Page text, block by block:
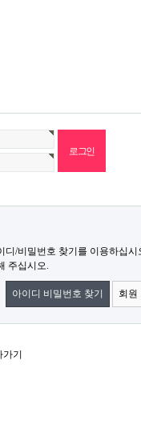
디/비밀번호 찾기를 이용하십시
주십시오.
아이디 비밀번호 찾기 회원
기